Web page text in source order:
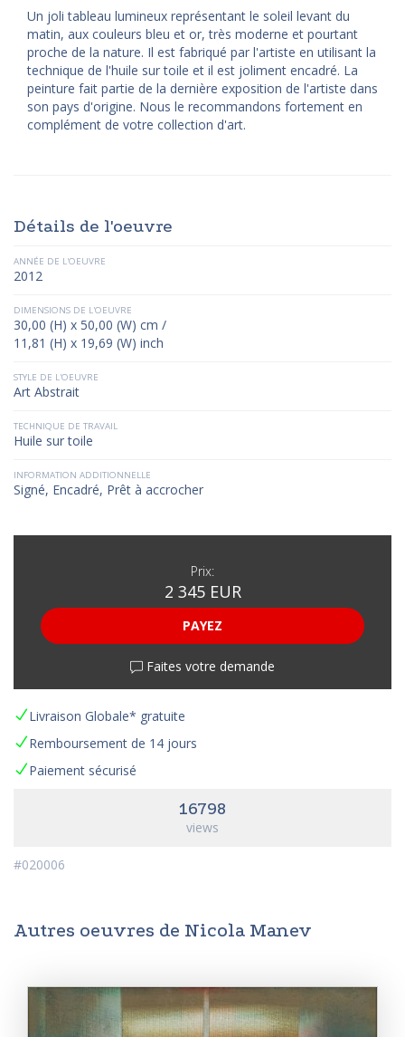
Un joli tableau lumineux représentant le soleil levant du
matin, aux couleurs bleu et or, très moderne et pourtant
proche de la nature. Il est fabriqué par l'artiste en utilisant la
technique de l'huile sur toile et il est joliment encadré. La
peinture fait partie de la dernière exposition de l'artiste dans
son pays d'origine. Nous le recommandons fortement en
complément de votre collection d'art.
Détails de l'oeuvre
ANNÉE DE L'OEUVRE
2012
DIMENSIONS DE L'OEUVRE
30,00 (H) x 50,00 (W) cm /
11,81 (H) x 19,69 (W) inch
STYLE DE L'OEUVRE
Art Abstrait
TECHNIQUE DE TRAVAIL
Huile sur toile
INFORMATION ADDITIONNELLE
Signé, Encadré, Prêt à accrocher
Prix:
2 345 EUR
PAYEZ
Faites votre demande
Livraison Globale* gratuite
Remboursement de 14 jours
Paiement sécurisé
16798
views
#020006
Autres oeuvres de Nicola Manev